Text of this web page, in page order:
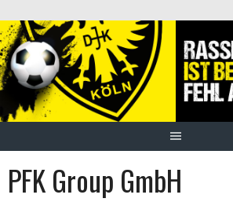
PFK Group GmbH